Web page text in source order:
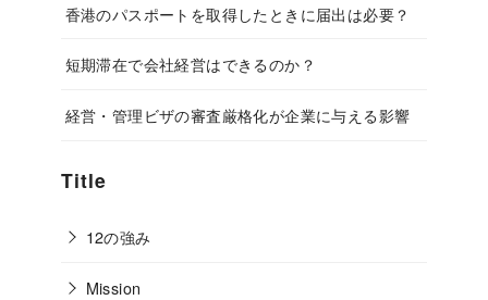
香港のパスポートを取得したときに届出は必要？
短期滞在で会社経営はできるのか？
経営・管理ビザの審査厳格化が企業に与える影響
Title
12の強み
Mission